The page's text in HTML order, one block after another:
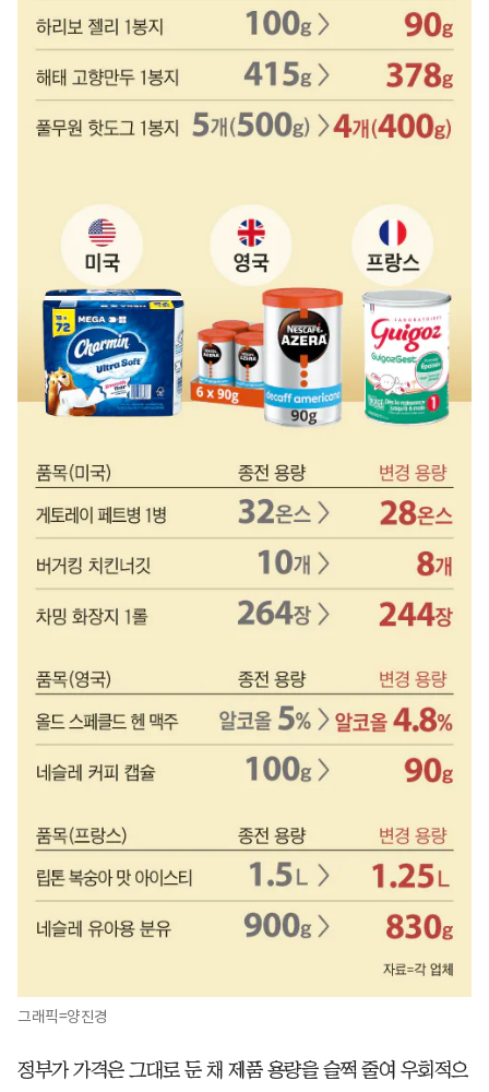
그래픽=양진경
정부가 가격은 그대로 둔 채 제품 용량을 슬쩍 줄여 우회적으